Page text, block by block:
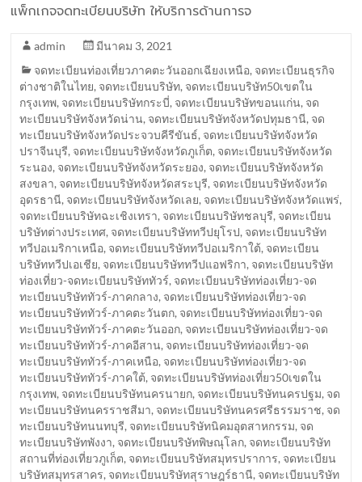
แพ็กเกจจดทะเบียนบริษัท ให้บริการด้านการจ
admin
มีนาคม 3, 2021
จดทะเบียนท่องเที่ยวภาคตะวันออกเฉียงเหนือ, จดทะเบียนธุรกิจ
ต่างชาติในไทย, จดทะเบียนบริษัท, จดทะเบียนบริษัท50เขตใน
กรุงเทพ, จดทะเบียนบริษัทกระบี่, จดทะเบียนบริษัทขอนแก่น, จด
ทะเบียนบริษัทจังหวัดน่าน, จดทะเบียนบริษัทจังหวัดปทุมธานี, จด
ทะเบียนบริษัทจังหวัดประจวบคีรีขันธ์, จดทะเบียนบริษัทจังหวัด
ปราจีนบุรี, จดทะเบียนบริษัทจังหวัดภูเก็ต, จดทะเบียนบริษัทจังหวัด
ระนอง, จดทะเบียนบริษัทจังหวัดระยอง, จดทะเบียนบริษัทจังหวัด
สงขลา, จดทะเบียนบริษัทจังหวัดสระบุรี, จดทะเบียนบริษัทจังหวัด
อุดรธานี, จดทะเบียนบริษัทจังหวัดเลย, จดทะเบียนบริษัทจังหวัดแพร่,
จดทะเบียนบริษัทฉะเชิงเทรา, จดทะเบียนบริษัทชลบุรี, จดทะเบียน
บริษัทต่างประเทศ, จดทะเบียนบริษัททวีปยุโรป, จดทะเบียนบริษัท
ทวีปอเมริกาเหนือ, จดทะเบียนบริษัททวีปอเมริกาใต้, จดทะเบียน
บริษัททวีปเอเชีย, จดทะเบียนบริษัททวีปแอฟริกา, จดทะเบียนบริษัท
ท่องเที่ยว-จดทะเบียนบริษัททัวร์, จดทะเบียนบริษัทท่องเที่ยว-จด
ทะเบียนบริษัททัวร์-ภาคกลาง, จดทะเบียนบริษัทท่องเที่ยว-จด
ทะเบียนบริษัททัวร์-ภาคตะวันตก, จดทะเบียนบริษัทท่องเที่ยว-จด
ทะเบียนบริษัททัวร์-ภาคตะวันออก, จดทะเบียนบริษัทท่องเที่ยว-จด
ทะเบียนบริษัททัวร์-ภาคอีสาน, จดทะเบียนบริษัทท่องเที่ยว-จด
ทะเบียนบริษัททัวร์-ภาคเหนือ, จดทะเบียนบริษัทท่องเที่ยว-จด
ทะเบียนบริษัททัวร์-ภาคใต้, จดทะเบียนบริษัทท่องเที่ยว50เขตใน
กรุงเทพ, จดทะเบียนบริษัทนครนายก, จดทะเบียนบริษัทนครปฐม, จด
ทะเบียนบริษัทนครราชสีมา, จดทะเบียนบริษัทนครศรีธรรมราช, จด
ทะเบียนบริษัทนนทบุรี, จดทะเบียนบริษัทนิคมอุตสาหกรรม, จด
ทะเบียนบริษัทพังงา, จดทะเบียนบริษัทพิษณุโลก, จดทะเบียนบริษัท
สถานที่ท่องเที่ยวภูเก็ต, จดทะเบียนบริษัทสมุทรปราการ, จดทะเบียน
บริษัทสมุทรสาคร, จดทะเบียนบริษัทสุราษฎร์ธานี, จดทะเบียนบริษัท